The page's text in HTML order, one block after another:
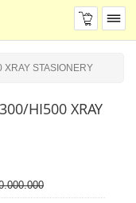
XRAY STASIONERY
HI500 XRAY